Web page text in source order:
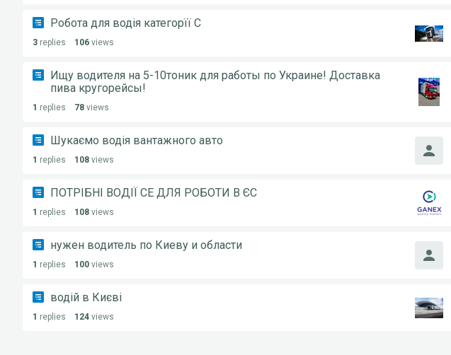
Робота для водія категорїї С
3 replies 106 views
Ищу водителя на 5-10тоник для работы по Украине! Доставка
пива кругорейсы!
1 replies 78 views
Шукаємо водія вантажного авто
1 replies 108 views
ПОТРІБНІ ВОДІЇ CE ДЛЯ РОБОТИ В ЄС
1 replies 108 views
нужен водитель по Киеву и области
1 replies 100 views
водій в Києві
1 replies 124 views